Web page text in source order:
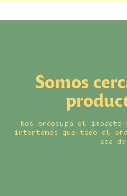
Somos
Nos preocupa el impacto
intentamos que todo el
sea